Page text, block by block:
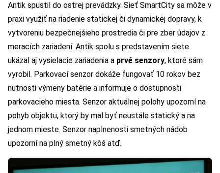
Antik spustil do ostrej prevádzky. Sieť SmartCity sa môže v
praxi využiť na riadenie statickej či dynamickej dopravy, k
vytvoreniu bezpečnejšieho prostredia či pre zber údajov z
meracích zariadení. Antik spolu s predstavením siete
ukázal aj vysielacie zariadenia a prvé senzory, ktoré sám
vyrobil. Parkovací senzor dokáže fungovať 10 rokov bez
nutnosti výmeny batérie a informuje o dostupnosti
parkovacieho miesta. Senzor aktuálnej polohy upozorní na
pohyb objektu, ktorý by mal byť neustále statický a na
jednom mieste. Senzor naplnenosti smetných nádob
upozorní na plný smetný kôš atď.